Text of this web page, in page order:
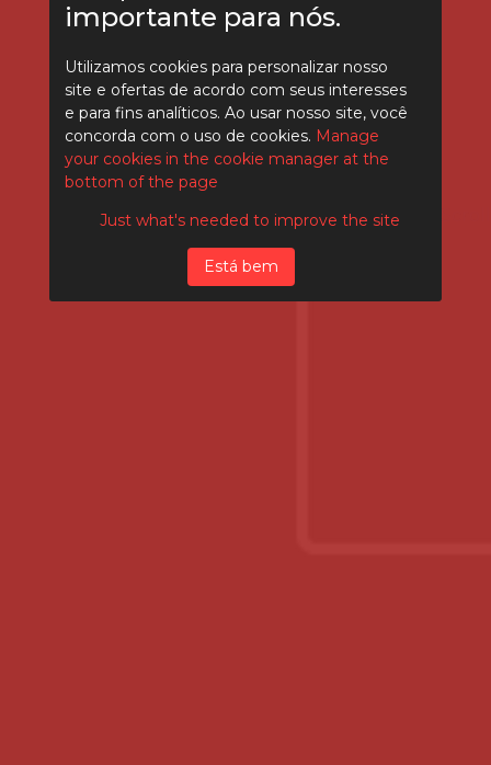
importante para nós.
Utilizamos cookies para personalizar nosso
site e ofertas de acordo com seus interesses
e para fins analíticos. Ao usar nosso site, você
concorda com o uso de cookies. Manage
your cookies in the cookie manager at the
bottom of the page
Just what's needed to improve the site
Está bem